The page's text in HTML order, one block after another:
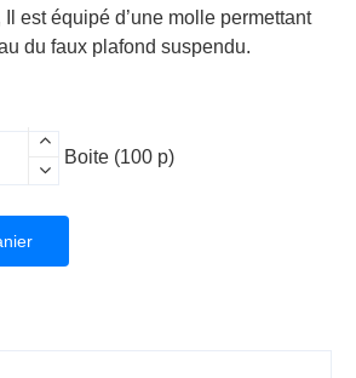
Il est équipé d’une molle permettant
du faux plafond suspendu.
Boite (100 p)